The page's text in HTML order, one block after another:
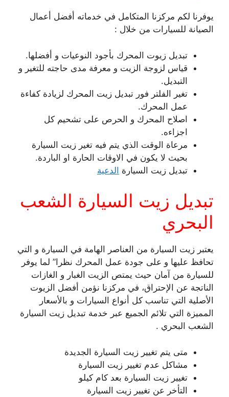
يوفرنا لكم مركزنا المتكامل في خدماته أفضل أعمال
الصيانة للسيارات من خلال :
تبديل زيوت المحرك بأجود النوعيات و أفضلها.
قياس لزوجة الزيت و معرفة مدى حاجته للتغير و
التبديل.
تغير الفلتر فور تبديل زيت المحرك لزيادة كفاءة
عمل المحرك.
اصلاح المحرك و الحرص على تشحيم كل
اجزاءه.
مرعاة الوقت الذي يتم فيه تغير زيت السيارة
بحيث لا يكون في الاوقات الحارة او الباردة.
تبديل زيت السيارة الدعية
تبديل زيت السيارة الشعب
البحري
يعتبر زيت السيارة من العناصر الهامة في السيارة و التي
تحافظ عليها و على جودة عمل المحرك نظرا” لما يوفر
للسيارة من آمان حيث يمتص الزيت الغبار و الغازات
الناتجة عن الإحتراق، في مركزنا نؤمن أفضل الزيوت
الأصلية التي تناسب كل أنواع السيارات و بالأسعار
المميزة التي تلائم الجميع عبر خدمة تبديل زيت السيارة
الشعب البحري .
متى يتم تغيير زيت السيارة الجديدة
مشاكل عدم تغيير زيت السيارة
تغيير زيت السيارة بعد كام كيلو
التأخر عن تغيير زيت السيارة